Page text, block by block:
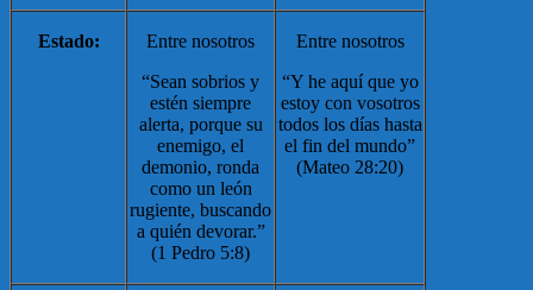
Estado:
Entre nosotros
“Sean sobrios y
estén siempre
alerta, porque su
enemigo, el
demonio, ronda
como un león
rugiente, buscando
a quién devorar.”
(1 Pedro 5:8)
Entre nosotros
“Y he aquí que yo
estoy con vosotros
todos los días hasta
el fin del mundo”
(Mateo 28:20)